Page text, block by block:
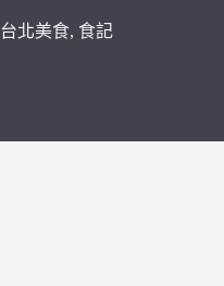
台北美食, 食記